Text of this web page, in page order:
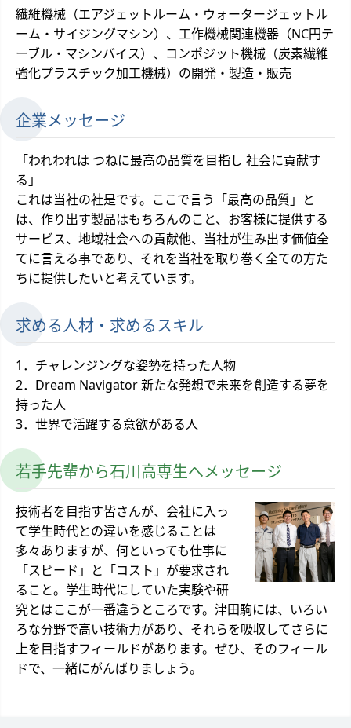
繊維機械（エアジェットルーム・ウォータージェットル
ーム・サイジングマシン）、工作機械関連機器（NC円テ
ーブル・マシンバイス）、コンポジット機械（炭素繊維
強化プラスチック加工機械）の開発・製造・販売
企業メッセージ
「われわれは つねに最高の品質を目指し 社会に貢献す
る」
これは当社の社是です。ここで言う「最高の品質」と
は、作り出す製品はもちろんのこと、お客様に提供する
サービス、地域社会への貢献他、当社が生み出す価値全
てに言える事であり、それを当社を取り巻く全ての方た
ちに提供したいと考えています。
求める人材・求めるスキル
1．チャレンジングな姿勢を持った人物
2．Dream Navigator 新たな発想で未来を創造する夢を
持った人
3．世界で活躍する意欲がある人
若手先輩から石川高専生へメッセージ
技術者を目指す皆さんが、会社に入っ
て学生時代との違いを感じることは
多々ありますが、何といっても仕事に
「スピード」と「コスト」が要求され
ること。学生時代にしていた実験や研
究とはここが一番違うところです。津田駒には、いろい
ろな分野で高い技術力があり、それらを吸収してさらに
上を目指すフィールドがあります。ぜひ、そのフィール
ドで、一緒にがんばりましょう。